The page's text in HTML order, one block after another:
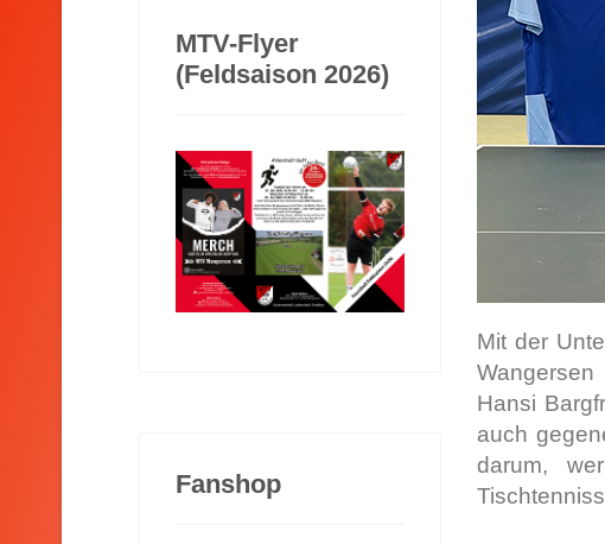
MTV-Flyer
(Feldsaison 2026)
Fanshop
Mit der
Hansi
auch
darum,